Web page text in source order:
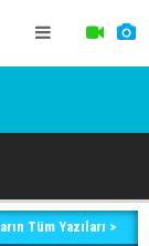
Varol
Tüm Yazıları >